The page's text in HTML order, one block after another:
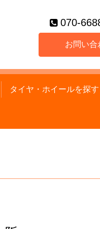
070-
お問い合
タイヤ・ホイールを探す